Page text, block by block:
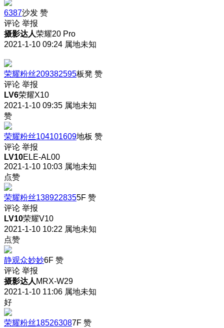
6387沙发 赞
评论 举报
摄影达人荣耀20 Pro
2021-1-10 09:24 属地未知
荣耀粉丝209382595板凳 赞
评论 举报
LV6荣耀X10
2021-1-10 09:35 属地未知
赞
荣耀粉丝104101609地板 赞
评论 举报
LV10ELE-AL00
2021-1-10 10:03 属地未知
点赞
荣耀粉丝1389228355F 赞
评论 举报
LV10荣耀V10
2021-1-10 10:22 属地未知
点赞
静观众妙妙6F 赞
评论 举报
摄影达人 MRX-W29
2021-1-10 11:06 属地未知
好
荣耀粉丝185263087F 赞